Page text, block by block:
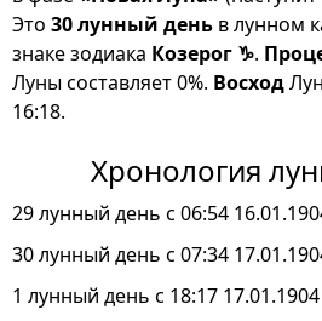
Это 30 лунный день в лунном
знаке зодиака Козерог ♑.
Луны составляет 0%. Восход
16:18.
Хронология
29 лунный день с 06:54
30 лунный день с 07:34
1 лунный день с 18:17 17.01.1904